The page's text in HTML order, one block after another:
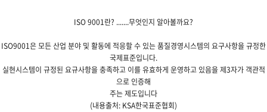
ISO 9001란? .......무엇인지 알아볼까요?
ISO9001은 모든 산업 분야 및 활동에 적응할 수 있는 품질경영시스템의 요구사항을 규정한
국제표준입니다.
실현시스템이 규정된 요규사항을 충족하고 이를 유효하게 운영하고 있음을 제3자가 객관적
으로 인증해
주는 제도입니다
(내용출처: KSA한국표준협회)